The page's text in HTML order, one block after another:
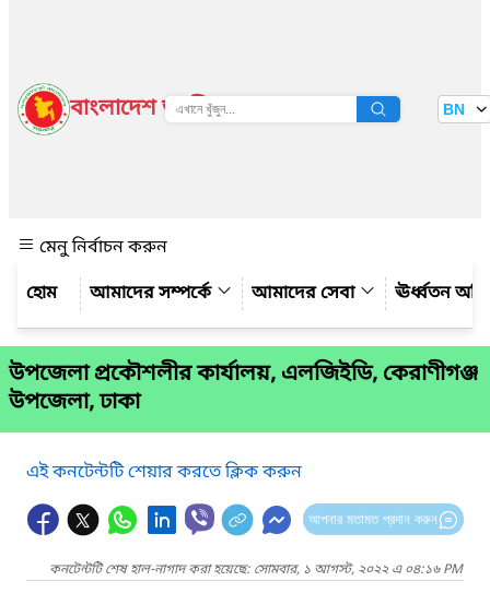
বাংলাদেশ জাতীয় তথ্য বাতায়ন BN
মেনু নির্বাচন করুন
আমাদের সম্পর্কে
আমাদের সেবা ঊর্ধ্বতন
উপজেলা প্রকৌশলীর কার্যালয়, এলজিইডি, কেরাণীগঞ্জ
উপজেলা, ঢাকা
এই কনটেন্টটি শেয়ার করতে ক্লিক করুন
আপনার মতামত প্রদান করুন
কনটেন্টটি শেষ হাল-নাগাদ করা হয়েছে: সোমবার, ১ আগস্ট, ২০২২ এ ০৪:১৬ PM